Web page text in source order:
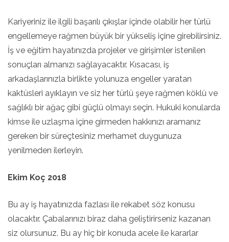
Kariyeriniz ile ilgili başarılı çıkışlar içinde olabilir her türlü
engellemeye rağmen büyük bir yükseliş içine girebilirsiniz.
İş ve eğitim hayatınızda projeler ve girişimler istenilen
sonuçları almanızı sağlayacaktır. Kısacası, iş
arkadaşlarınızla birlikte yolunuza engeller yaratan
kaktüsleri ayıklayın ve siz her türlü şeye rağmen köklü ve
sağlıklı bir ağaç gibi güçlü olmayı seçin. Hukuki konularda
kimse ile uzlaşma içine girmeden hakkınızı aramanız
gereken bir süreçtesiniz merhamet duygunuza
yenilmeden ilerleyin.
Ekim Koç 2018
Bu ay iş hayatınızda fazlası ile rekabet söz konusu
olacaktır. Çabalarınızı biraz daha geliştirirseniz kazanan
siz olursunuz. Bu ay hiç bir konuda acele ile kararlar